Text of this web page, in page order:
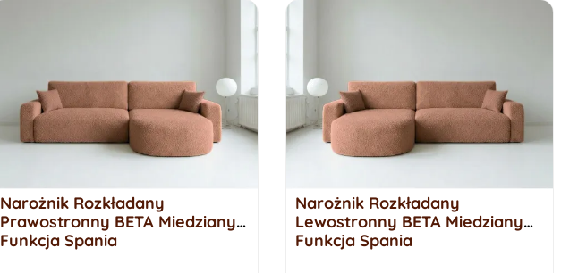
Narożnik Rozkładany
Prawostronny BETA Miedziany
Funkcja Spania
Narożnik Rozkładany
Lewostronny BETA Miedziany
Funkcja Spania